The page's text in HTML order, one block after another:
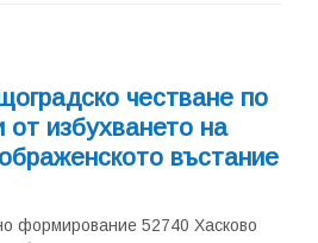
честване по
от избухването на
въстание
формирование 52740 Хасково